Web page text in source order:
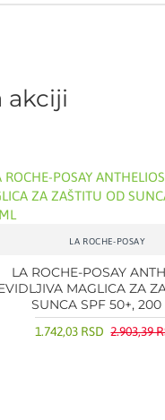
akciji
LA ROCHE-POSAY
LA ROCHE-POSAY
MAGLICA ZA
SUNCA SPF 50+, 200
1.742,03 RSD 2.903,39